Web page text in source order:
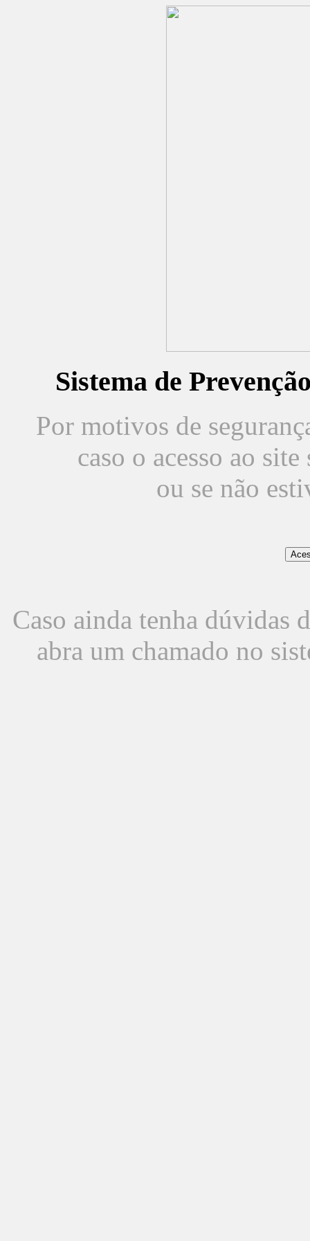
Sistema de
Por motivos de
caso o acesso ao
ou se não
Caso ainda tenha dúvidas
abra um chamado no